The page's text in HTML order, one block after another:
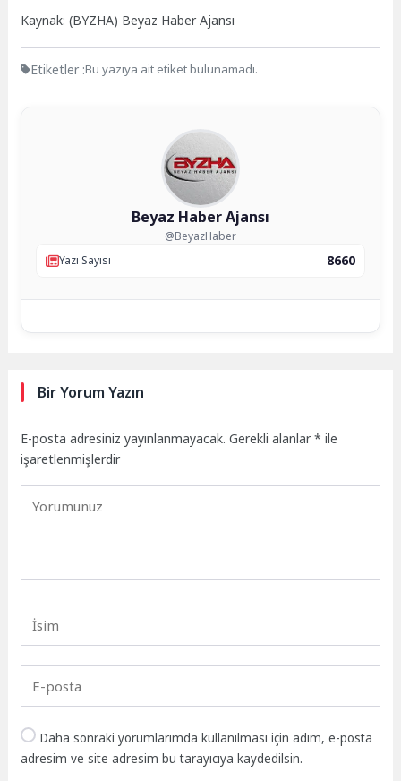
Kaynak: (BYZHA) Beyaz Haber Ajansı
Etiketler :Bu yazıya ait etiket bulunamadı.
Beyaz Haber Ajansı
@BeyazHaber
Yazı Sayısı
8660
Bir Yorum Yazın
E-posta adresiniz yayınlanmayacak. Gerekli alanlar* ile
işaretlenmişlerdir
Daha sonraki yorumlarımda kullanılması için adım, e-posta
adresim ve site adresim bu tarayıcıya kaydedilsin.